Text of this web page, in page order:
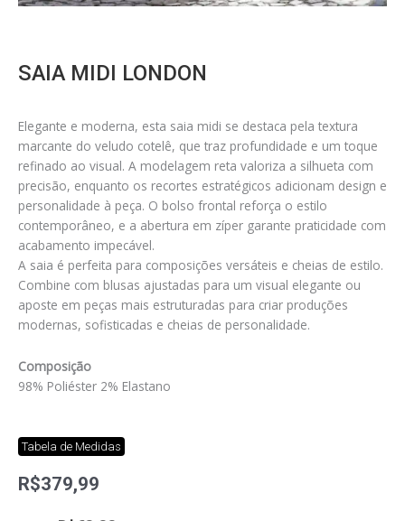
SAIA MIDI LONDON
Elegante e moderna, esta saia midi se destaca pela textura
marcante do veludo cotelê, que traz profundidade e um toque
refinado ao visual. A modelagem reta valoriza a silhueta com
precisão, enquanto os recortes estratégicos adicionam design e
personalidade à peça. O bolso frontal reforça o estilo
contemporâneo, e a abertura em zíper garante praticidade com
acabamento impecável.
A saia é perfeita para composições versáteis e cheias de estilo.
Combine com blusas ajustadas para um visual elegante ou
aposte em peças mais estruturadas para criar produções
modernas, sofisticadas e cheias de personalidade.
Composição
98% Poliéster 2% Elastano
Tabela de Medidas
R$379,99